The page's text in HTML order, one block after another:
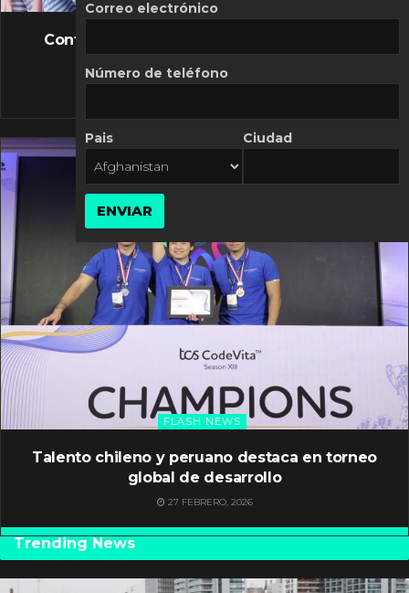
FLASH NEWS
Controversia de Mercado Libre por costos
10 MARZO, 2026
FLASH NEWS
Talento chileno y peruano destaca en torneo
global de desarrollo
27 FEBRERO, 2026
Trending News
Correo electrónico
Número de teléfono
Pais Ciudad
ENVIAR